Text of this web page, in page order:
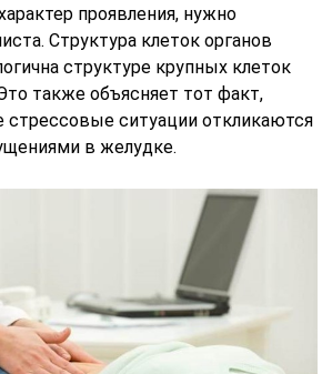
проявления, нужно
Структура клеток органов
структуре крупных клеток
также объясняет тот факт,
стрессовые ситуации откликаются
в желудке.